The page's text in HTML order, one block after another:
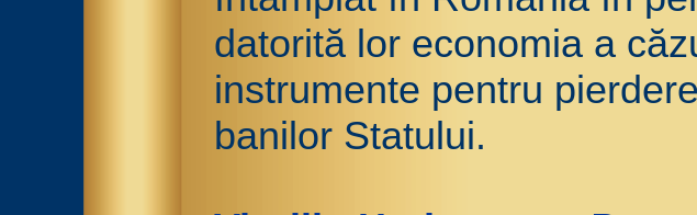
datorită lor economia a
instrumente pentru
banilor Statului.